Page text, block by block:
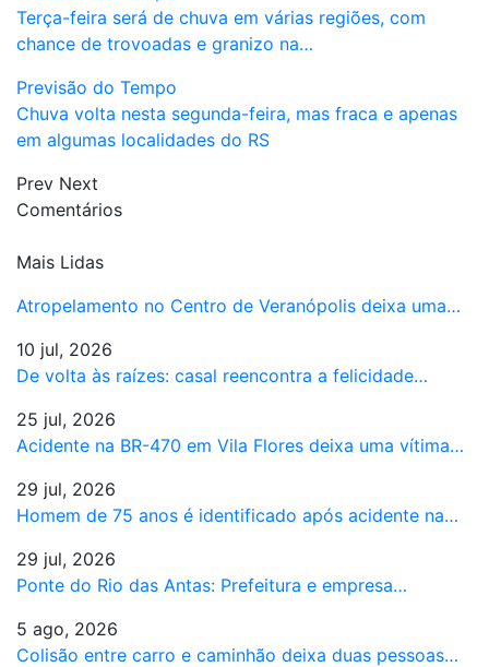
Terça-feira será de chuva em várias regiões, com
chance de trovoadas e granizo na…
Previsão do Tempo
Chuva volta nesta segunda-feira, mas fraca e apenas
em algumas localidades do RS
Prev Next
Comentários
Mais Lidas
Atropelamento no Centro de Veranópolis deixa uma…
10 jul, 2026
De volta às raízes: casal reencontra a felicidade…
25 jul, 2026
Acidente na BR-470 em Vila Flores deixa uma vítima…
29 jul, 2026
Homem de 75 anos é identificado após acidente na…
29 jul, 2026
Ponte do Rio das Antas: Prefeitura e empresa…
5 ago, 2026
Colisão entre carro e caminhão deixa duas pessoas…